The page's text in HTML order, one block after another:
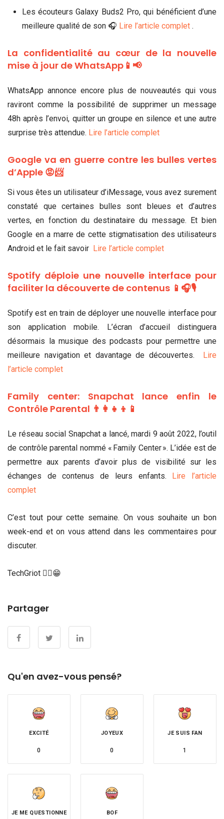
Les écouteurs Galaxy Buds2 Pro, qui bénéficient d’une
meilleure qualité de son 🎧 Lire l’article complet.
La confidentialité au cœur de la nouvelle
mise à jour de WhatsApp📱📢
WhatsApp annonce encore plus de nouveautés qui vous
raviront comme la possibilité de supprimer un message
48h après l’envoi, quitter un groupe en silence et une autre
surprise très attendue. Lire l’article complet
Google va en guerre contre les bulles vertes
d’Apple 😡📨
Si vous êtes un utilisateur d’iMessage, vous avez surement
constaté que certaines bulles sont bleues et d’autres
vertes, en fonction du destinataire du message. Et bien
Google en a marre de cette stigmatisation des utilisateurs
Android et le fait savoir Lire l’article complet
Spotify déploie une nouvelle interface pour
faciliter la découverte de contenus 📱🎧🎙
Spotify est en train de déployer une nouvelle interface pour
son application mobile. L’écran d’accueil distinguera
désormais la musique des podcasts pour permettre une
meilleure navigation et davantage de découvertes. Lire
l’article complet
Family center: Snapchat lance enfin le
Contrôle Parental 👨‍👩‍👧‍👦📱
Le réseau social Snapchat a lancé, mardi 9 août 2022, l’outil
de contrôle parental nommé « Family Center ». L’idée est de
permettre aux parents d’avoir plus de visibilité sur les
échanges de contenus de leurs enfants. Lire l’article
complet
C’est tout pour cette semaine. On vous souhaite un bon
week-end et on vous attend dans les commentaires pour
discuter.
TechGriot ✌🏾😁
Partager
Qu'en avez-vous pensé?
EXCITÉ
0
JOYEUX
0
JE SUIS FAN
1
JE ME QUESTIONNE BOF